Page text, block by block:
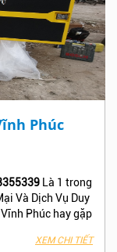
Phúc
Là 1 trong
Và Dịch Vụ Duy
Phúc hay gặp
– Nhà máy,
XEM CHI TIẾT